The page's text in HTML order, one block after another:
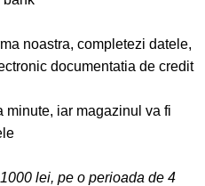
noastra, completezi datele,
documentatia de credit
minute, iar magazinul va fi
lei, pe o perioada de 4